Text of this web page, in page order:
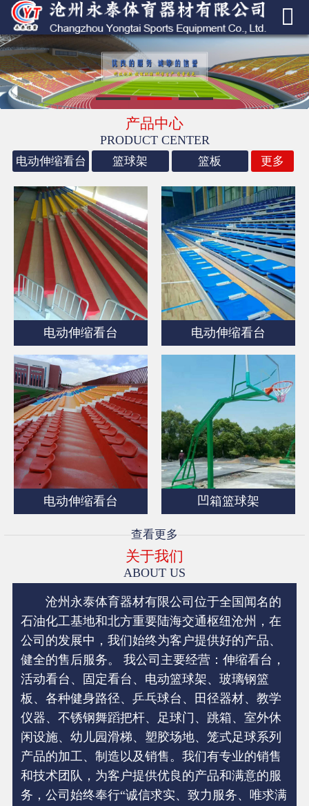
 网站首页
产品中心
新闻中心
荣誉资质
联系我们

产品中心
PRODUCT CENTER
电动伸缩看台 篮球架 篮板 更多
电动伸缩看台 电动伸缩看台
电动伸缩看台 凹箱篮球架
查看更多
关于我们
ABOUT US
沧州永泰体育器材有限公司位于全国闻名的
石油化工基地和北方重要陆海交通枢纽沧州，在
公司的发展中，我们始终为客户提供好的产品、
健全的售后服务。 我公司主要经营：伸缩看台，
活动看台、固定看台、电动篮球架、玻璃钢篮
板、各种健身路径、乒乓球台、田径器材、教学
仪器、不锈钢舞蹈把杆、足球门、跳箱、室外休
闲设施、幼儿园滑梯、塑胶场地、笼式足球系列
产品的加工、制造以及销售。我们有专业的销售
和技术团队，为客户提供优良的产品和满意的服
务，公司始终奉行“诚信求实、致力服务、唯求满